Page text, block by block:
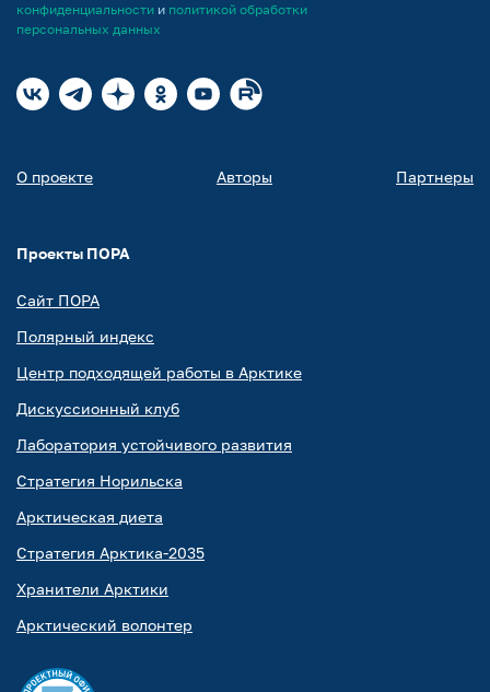
конфиденциальности и политикой обработки
персональных данных
О проекте Авторы Партнеры
Проекты ПОРА
Сайт ПОРА
Полярный индекс
Центр подходящей работы в Арктике
Дискуссионный клуб
Лаборатория устойчивого развития
Стратегия Норильска
Арктическая диета
Стратегия Арктика-2035
Хранители Арктики
Арктический волонтер